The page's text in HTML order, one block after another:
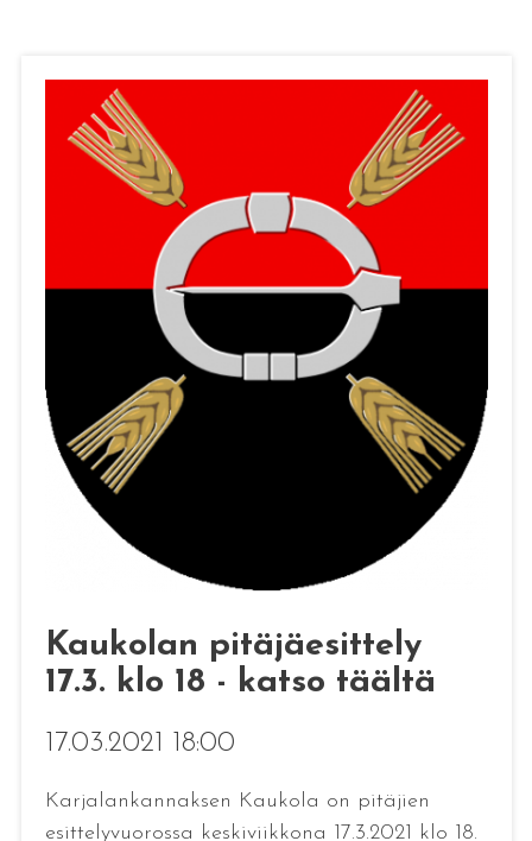
Kaukolan pitäjäesittely
17.3. klo 18 - katso täältä
17.03.2021 18:00
Karjalankannaksen Kaukola on pitäjien
esittelyvuorossa keskiviikkona 17.3.2021 klo 18.